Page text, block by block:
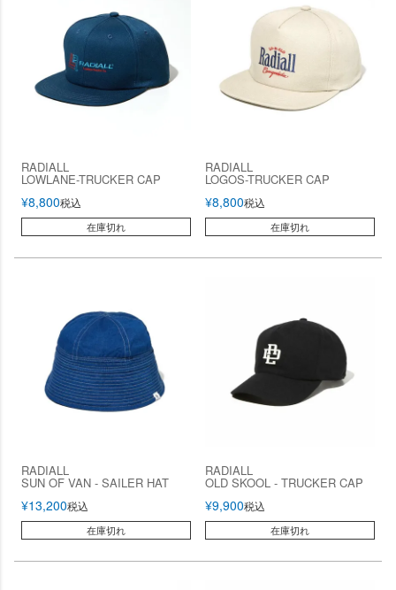
RADIALL
LOWLANE-TRUCKER CAP
¥8,800税込
在庫切れ
RADIALL
LOGOS-TRUCKER CAP
¥8,800税込
在庫切れ
RADIALL
SUN OF VAN - SAILER HAT
¥13,200税込
在庫切れ
RADIALL
OLD SKOOL - TRUCKER CAP
¥9,900税込
在庫切れ